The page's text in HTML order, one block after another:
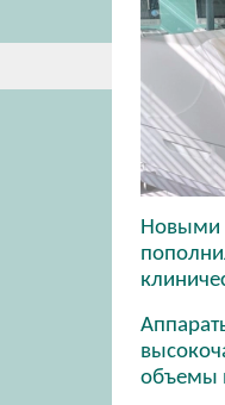
Новыми
объемы